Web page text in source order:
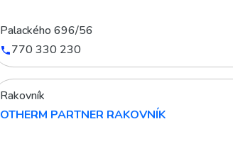
Palackého 696/56
770 330 230
Rakovník
OTHERM PARTNER RAKOVNÍK